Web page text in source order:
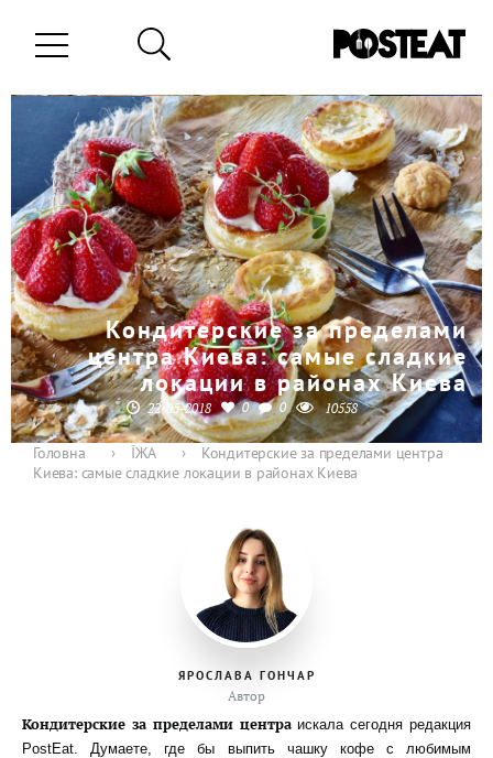
Кондитерские за пределами
центра Киева: самые сладкие
локации в районах Киева
22-05-2018 0 0 10558
Головна › ЇЖА ›
Кондитерские за пределами центра
Киева: самые сладкие локации в районах Киева
ЯРОСЛАВА ГОНЧАР
Автор
Кондитерские за пределами центраискала сегодня редакция
PostEat. Думаете, где бы выпить чашку кофе с любимым